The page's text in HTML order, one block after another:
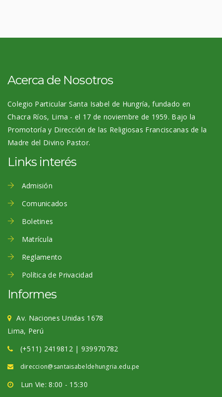
Acerca de Nosotros
Colegio Particular Santa Isabel de Hungría, fundado en
Chacra Ríos, Lima - el 17 de noviembre de 1959. Bajo la
Promotoría y Dirección de las Religiosas Franciscanas de la
Madre del Divino Pastor.
Links interés
Admisión
Comunicados
Boletines
Matrícula
Reglamento
Política de Privacidad
Informes
Av. Naciones Unidas 1678
Lima, Perú
(+511) 2419812 | 939970782
direccion@santaisabeldehungria.edu.pe
Lun Vie: 8:00 - 15:30